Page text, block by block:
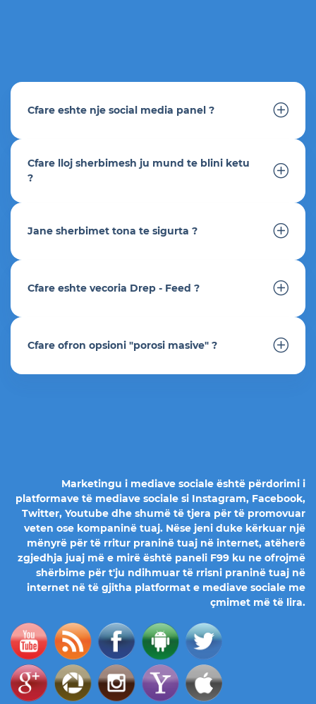
Cfare eshte nje social media panel ?
Cfare lloj sherbimesh ju mund te blini ketu
?
Jane sherbimet tona te sigurta ?
Cfare eshte vecoria Drep - Feed ?
Cfare ofron opsioni "porosi masive" ?
Marketingu i mediave sociale është përdorimi i
platformave të mediave sociale si Instagram, Facebook,
Twitter, Youtube dhe shumë të tjera për të promovuar
veten ose kompaninë tuaj. Nëse jeni duke kërkuar një
mënyrë për të rritur praninë tuaj në internet, atëherë
zgjedhja juaj më e mirë është paneli F99 ku ne ofrojmë
shërbime për t'ju ndihmuar të rrisni praninë tuaj në
internet në të gjitha platformat e mediave sociale me
çmimet më të lira.